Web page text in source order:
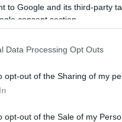
to Google and its third-party
consent section.
Data Processing Opt Outs
opt-out of the Sharing of my
opt-out of the Sale of my